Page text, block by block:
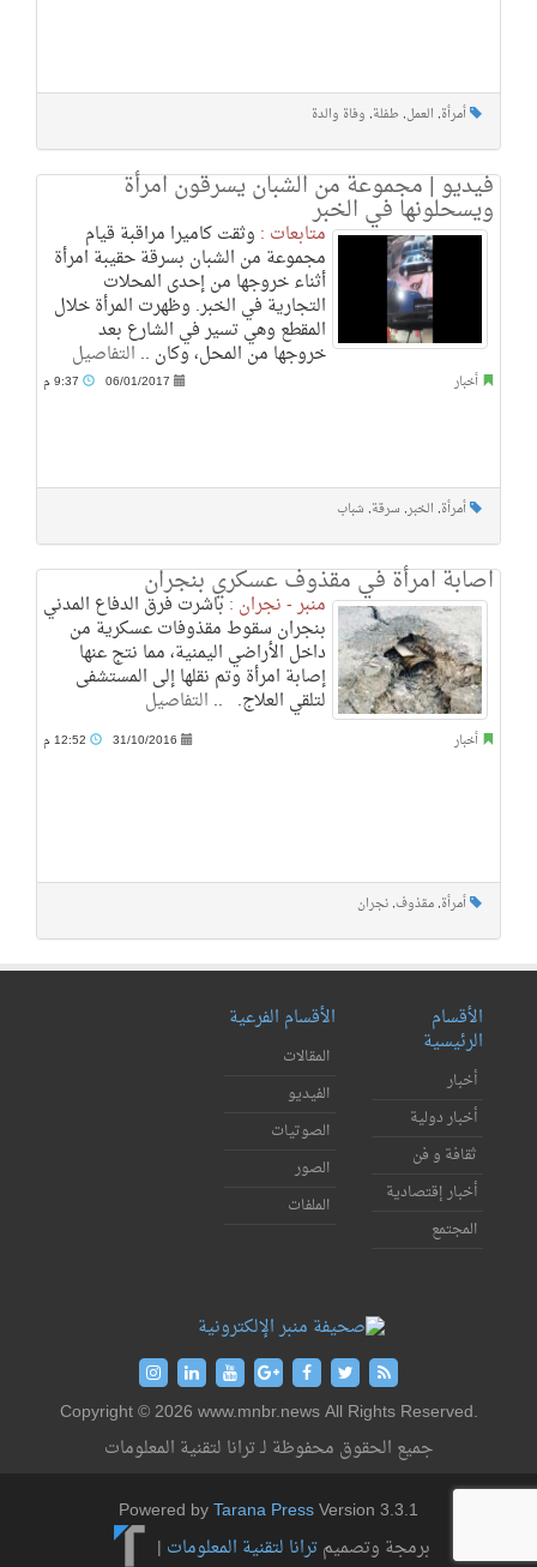
أمرأة, العمل, طفلة, وفاة والدة
فيديو | مجموعة من الشبان يسرقون امرأة
ويسحلونها في الخبر
متابعات : وثقت كاميرا مراقبة قيام
مجموعة من الشبان بسرقة حقيبة امرأة
أثناء خروجها من إحدى المحلات
التجارية في الخبر. وظهرت المرأة خلال
المقطع وهي تسير في الشارع بعد
خروجها من المحل، وكان .. التفاصيل
أخبار 06/01/2017
أمرأة, الخبر, سرقة, شباب
اصابة امرأة في مقذوف عسكري بنجران
منبر - نجران :باشرت فرق الدفاع المدني
بنجران سقوط مقذوفات عسكرية من
داخل الأراضي اليمنية، مما نتج عنها
إصابة امرأة وتم نقلها إلى المستشفى
لتلقي العلاج. .. التفاصيل
أخبار 31/10/2016
أمرأة, مقذوف, نجران
الأقسام
الرئيسية
أخبار
أخبار دولية
ثقافة و فن
أخبار إقتصادية
المجتمع
الأقسام الفرعية
المقالات
الفيديو
الصوتيات
الصور
الملفات
Copyright © 2026 www.mnbr.news All Rights Reserved.
جميع الحقوق محفوظة لـ ترانا لتقنية المعلومات
Powered byTarana PressVersion 3.3.1
برمجة وتصميمترانا لتقنية المعلومات |